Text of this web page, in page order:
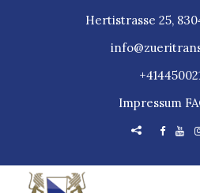
Hertistrasse 25,
Impressum